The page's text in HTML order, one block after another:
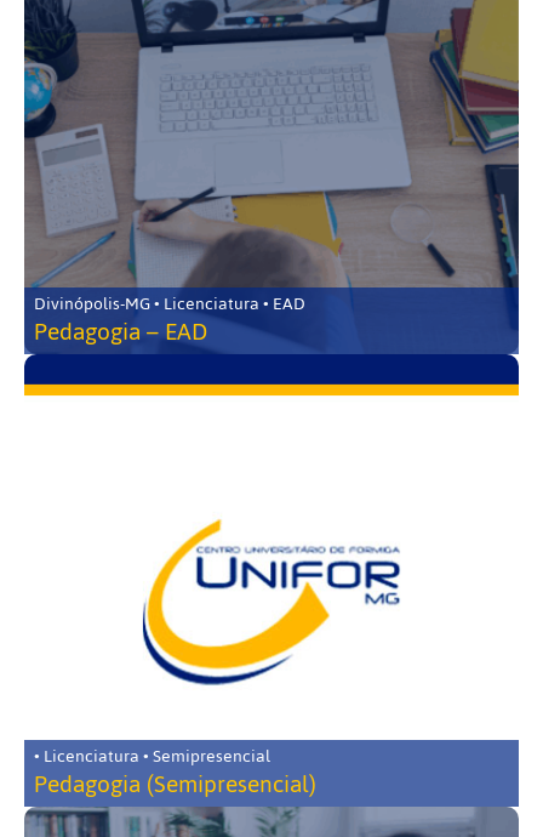
Divinópolis-MG • Licenciatura • EAD
Pedagogia – EAD
• Licenciatura • Semipresencial
Pedagogia (Semipresencial)